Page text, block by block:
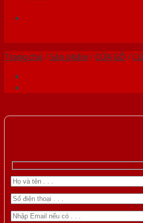
Trang chủ /Sản phẩm /CỬA GỖ /